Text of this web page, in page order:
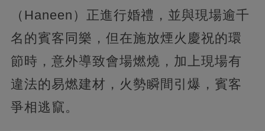
（Haneen）正進行婚禮，並與現場逾千
名的賓客同樂，但在施放煙火慶祝的環
節時，意外導致會場燃燒，加上現場有
違法的易燃建材，火勢瞬間引爆，賓客
爭相逃竄。